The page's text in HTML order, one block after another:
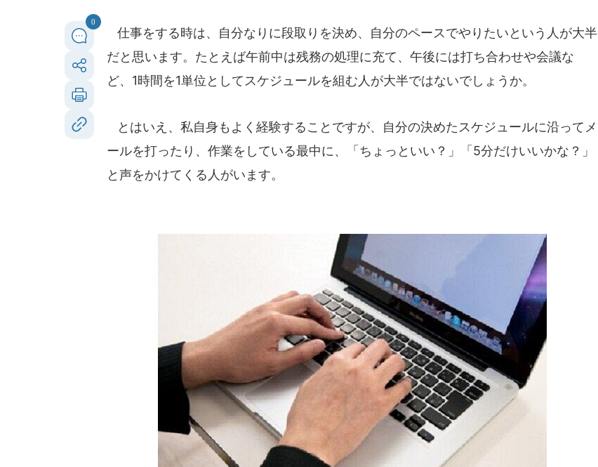
0
仕事をする時は、自分なりに段取りを決め、自分のペースでやりたいという人が大半
だと思います。たとえば午前中は残務の処理に充て、午後には打ち合わせや会議な
ど、1時間を1単位としてスケジュールを組む人が大半ではないでしょうか。
とはいえ、私自身もよく経験することですが、自分の決めたスケジュールに沿ってメ
ールを打ったり、作業をしている最中に、「ちょっといい？」「5分だけいいかな？」
と声をかけてくる人がいます。